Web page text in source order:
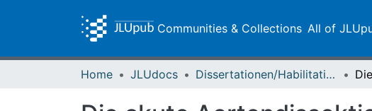
Communities & Collections All of
Home JLUdocs Dissertationen/Habilitationen